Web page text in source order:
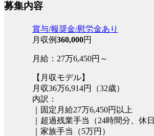
募集内容
賞与/報奨金/慰労金あり
月収例360,000円
月給：27万6,450円～
【月収モデル】
月収36万6,914円（32歳）
内訳：
｜固定月給27万6,450円以上
｜超過残業手当（24時間分、休
｜家族手当（5万円）